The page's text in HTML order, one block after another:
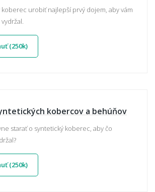
koberec urobiť najlepší prvý dojem, aby vám
(250k)
kobercov a behúňov
starať o syntetický koberec, aby čo
(250k)